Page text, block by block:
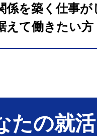
係を築く仕事が
えて働きたい方
たの就活